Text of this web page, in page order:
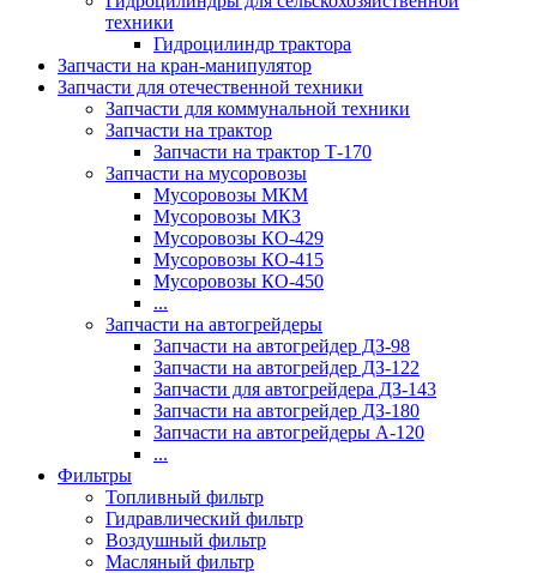
техники
Гидроцилиндр трактора
Запчасти на кран-манипулятор
Запчасти для отечественной техники
Запчасти для коммунальной техники
Запчасти на трактор
Запчасти на трактор Т-170
Запчасти на мусоровозы
Мусоровозы МКМ
Мусоровозы МКЗ
Мусоровозы КО-429
Мусоровозы КО-415
Мусоровозы КО-450
...
Запчасти на автогрейдеры
Запчасти на автогрейдер ДЗ-98
Запчасти на автогрейдер ДЗ-122
Запчасти для автогрейдера ДЗ-143
Запчасти на автогрейдер ДЗ-180
Запчасти на автогрейдеры А-120
...
Фильтры
Топливный фильтр
Гидравлический фильтр
Воздушный фильтр
Масляный фильтр